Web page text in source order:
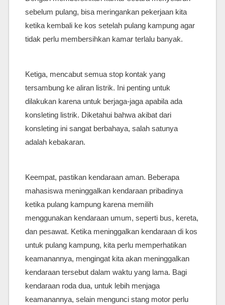
sebelum pulang, bisa meringankan pekerjaan kita
ketika kembali ke kos setelah pulang kampung agar
tidak perlu membersihkan kamar terlalu banyak.
Ketiga, mencabut semua stop kontak yang
tersambung ke aliran listrik. Ini penting untuk
dilakukan karena untuk berjaga-jaga apabila ada
konsleting listrik. Diketahui bahwa akibat dari
konsleting ini sangat berbahaya, salah satunya
adalah kebakaran.
Keempat, pastikan kendaraan aman. Beberapa
mahasiswa meninggalkan kendaraan pribadinya
ketika pulang kampung karena memilih
menggunakan kendaraan umum, seperti bus, kereta,
dan pesawat. Ketika meninggalkan kendaraan di kos
untuk pulang kampung, kita perlu memperhatikan
keamanannya, mengingat kita akan meninggalkan
kendaraan tersebut dalam waktu yang lama. Bagi
kendaraan roda dua, untuk lebih menjaga
keamanannya, selain mengunci stang motor perlu